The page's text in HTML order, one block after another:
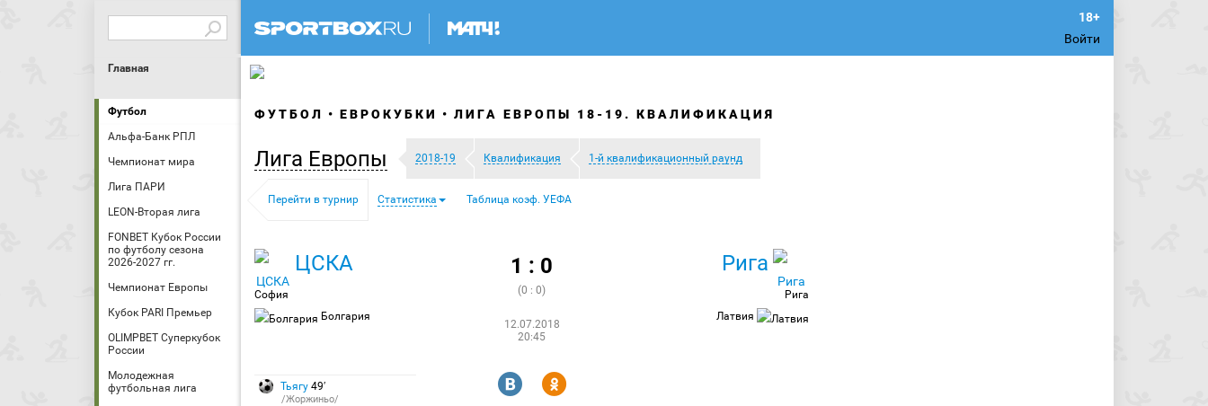
Войти
Главная
Футбол
Альфа-Банк РПЛ
Чемпионат мира
Лига ПАРИ
LEON-Вторая лига
FONBET Кубок России
по футболу сезона
2026-2027 гг.
Чемпионат Европы
Кубок PARI Премьер
OLIMPBET Суперкубок
России
Молодежная
футбольная лига
ФУТБОЛ ЕВРОКУБКИ ЛИГА ЕВРОПЫ 18-19. КВАЛИФИКАЦИЯ
Лига Европы 2018-19 Квалификация 1-й квалификационный раунд
Перейти в турнир Статистика Таблица коэф. УЕФА
ЦСКА
София
Болгария
1 : 0
(0 : 0)
12.07.2018
20:45
Рига
Рига
Латвия
Тьягу 49′
/Жоржиньо/
R Y